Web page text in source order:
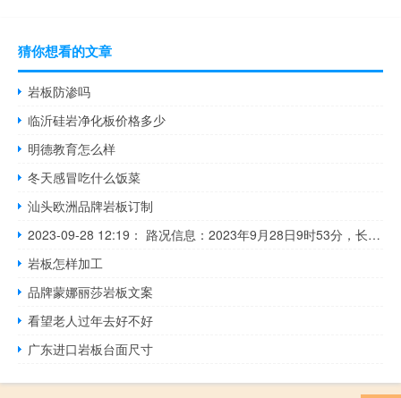
猜你想看的文章
岩板防渗吗
临沂硅岩净化板价格多少
明德教育怎么样
冬天感冒吃什么饭菜
汕头欧洲品牌岩板订制
2023-09-28 12:19： 路况信息：2023年9月28日9时53分，长沙绕城高速西北段望城经开区收费站附近以南K75处北往南因车流量大造成交通通行缓慢，至12时16分已恢复正常通行。Sa85Za ​​​
岩板怎样加工
品牌蒙娜丽莎岩板文案
看望老人过年去好不好
广东进口岩板台面尺寸